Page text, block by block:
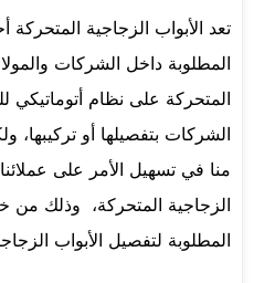
تعد الأبواب الزجاجية المتحركة
المطلوبة داخل الشركات
المتحركة على نظام أتوماتيكي
الشركات بتفصيلها أو تركيبها،
منا في تسهيل الأمر على
الزجاجية المتحركة، وذلك من
المطلوبة لتفصيل الأبواب